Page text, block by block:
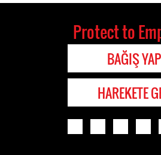
Protect to
BAĞIŞ YAP
HAREKETE